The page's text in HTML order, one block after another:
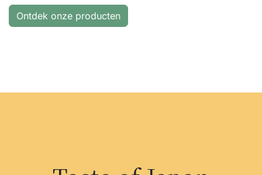
Ontdek onze producten